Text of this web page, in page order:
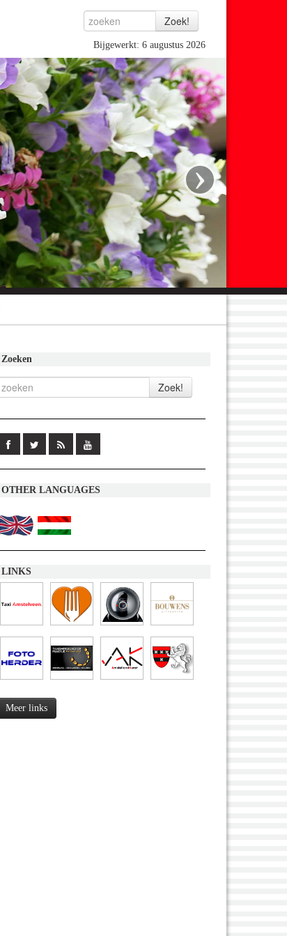
Bijgewerkt: 6 augustus 2026
›
Zoeken
OTHER LANGUAGES
LINKS
Meer links